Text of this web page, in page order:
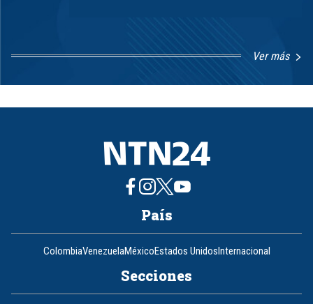
Ver más
8
País
ColombiaVenezuelaMéxicoEstados UnidosInternacional
Secciones